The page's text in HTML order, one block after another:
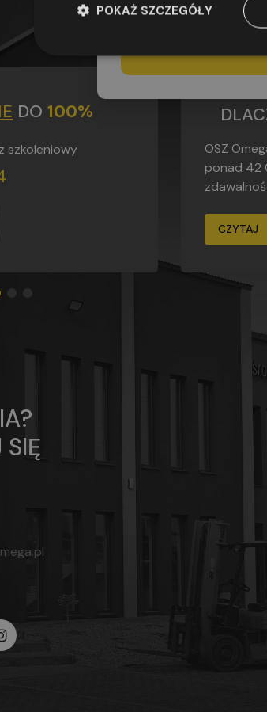
DO 100%
szkoleniowy
kursów i
97,4% – to nie...
OSZ
ponad 42
CZYTAJ
KURS
POKAŻ SZCZEGÓŁY
udzielenia odpowiedzi na
adres